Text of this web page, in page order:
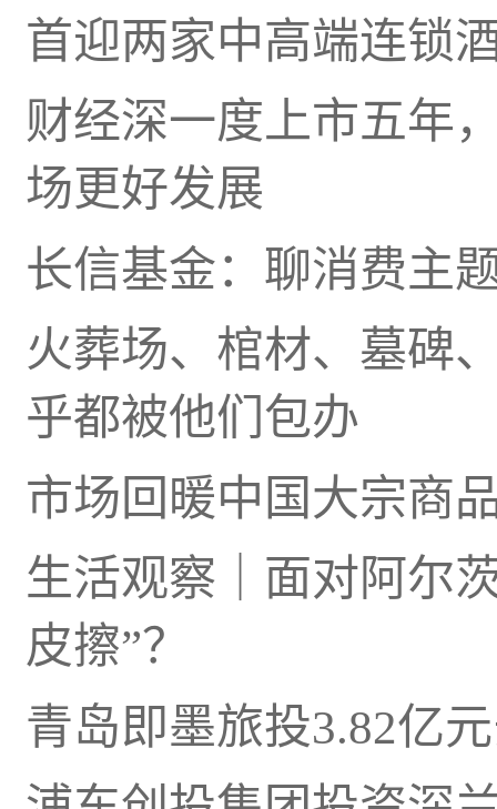
首迎两家中高端连锁
财经深一度上市五年
场更好发展
长信基金：聊消费主
火葬场、棺材、墓碑
乎都被他们包办
市场回暖中国大宗商
生活观察｜面对阿尔
皮擦”？
青岛即墨旅投3.82亿